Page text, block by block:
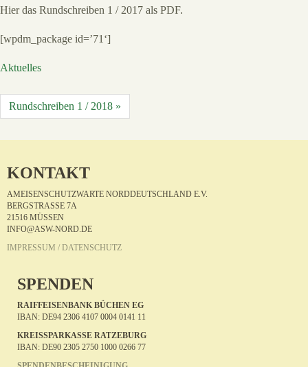
Hier das Rundschreiben 1 / 2017 als PDF.
[wpdm_package id=’71‘]
Aktuelles
Rundschreiben 1 / 2018 »
KONTAKT
AMEISENSCHUTZWARTE NORDDEUTSCHLAND E.V.
BERGSTRASSE 7A
21516 MÜSSEN
INFO@ASW-NORD.DE
IMPRESSUM / DATENSCHUTZ
SPENDEN
RAIFFEISENBANK BÜCHEN EG
IBAN: DE94 2306 4107 0004 0141 11
KREISSPARKASSE RATZEBURG
IBAN: DE90 2305 2750 1000 0266 77